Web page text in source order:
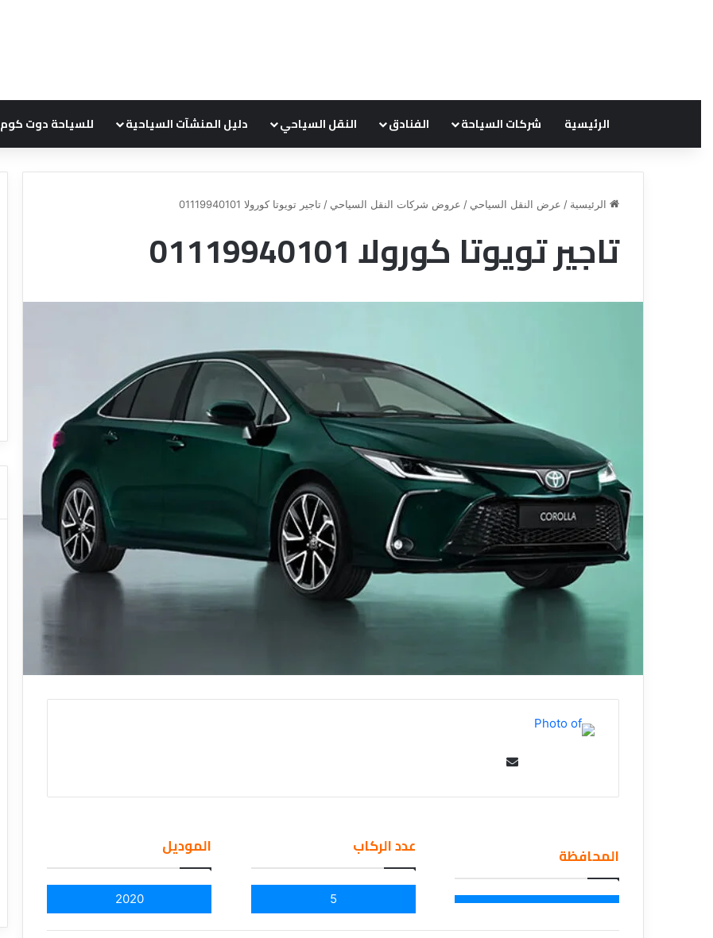
الرئيسية شركات السياحة الفنادق النقل السياحي دليل المنشآت السياحية للسياحة دوت كوم
الرئيسية / عرض النقل السياحي / عروض شركات النقل السياحي / تاجير تويوتا كورولا 01119940101
تاجير تويوتا كورولا 01119940101
المحافظة عدد الركاب
5
الموديل
2020
ن
ة
ح
ة
د
ت
ك
و
م
–
ر
ض
د
قناة للسياحة دوت كوم – عروض
الفنادق
ع
ر
ض
ك
ا
ا
ا
ي
عروض شركات النقل السياحي